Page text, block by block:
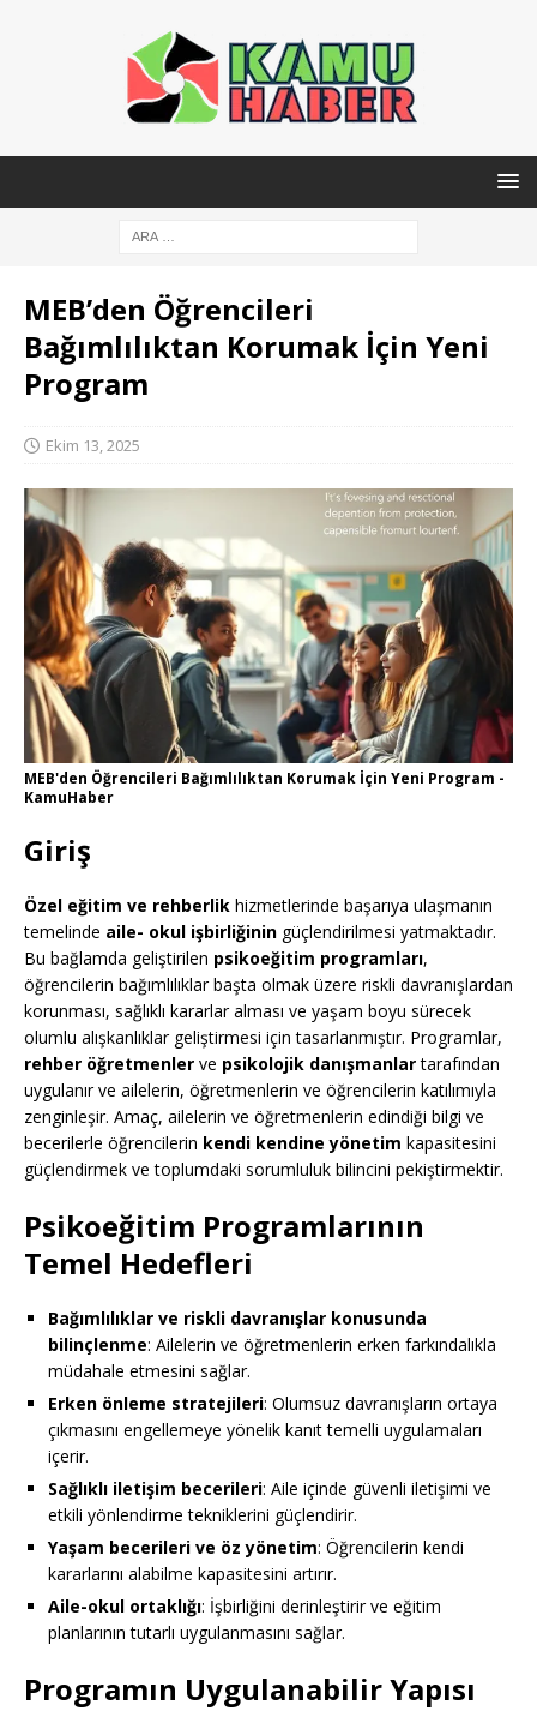
MEB’den Öğrencileri
Bağımlılıktan Korumak İçin Yeni
Program
Ekim 13, 2025
MEB'den Öğrencileri Bağımlılıktan Korumak İçin Yeni Program -
KamuHaber
Giriş
Özel eğitim ve rehberlik hizmetlerinde başarıya ulaşmanın
temelinde aile- okul işbirliğinin güçlendirilmesi yatmaktadır.
Bu bağlamda geliştirilen psikoeğitim programları,
öğrencilerin bağımlılıklar başta olmak üzere riskli davranışlardan
korunması, sağlıklı kararlar alması ve yaşam boyu sürecek
olumlu alışkanlıklar geliştirmesi için tasarlanmıştır. Programlar,
rehber öğretmenler ve psikolojik danışmanlartarafından
uygulanır ve ailelerin, öğretmenlerin ve öğrencilerin katılımıyla
zenginleşir. Amaç, ailelerin ve öğretmenlerin edindiği bilgi ve
becerilerle öğrencilerin kendi kendine yönetim kapasitesini
güçlendirmek ve toplumdaki sorumluluk bilincini pekiştirmektir.
Psikoeğitim Programlarının
Temel Hedefleri
Bağımlılıklar ve riskli davranışlar konusunda
bilinçlenme: Ailelerin ve öğretmenlerin erken farkındalıkla
müdahale etmesini sağlar.
Erken önleme stratejileri: Olumsuz davranışların ortaya
çıkmasını engellemeye yönelik kanıt temelli uygulamaları
içerir.
Sağlıklı iletişim becerileri: Aile içinde güvenli iletişimi ve
etkili yönlendirme tekniklerini güçlendirir.
Yaşam becerileri ve öz yönetim: Öğrencilerin kendi
kararlarını alabilme kapasitesini artırır.
Aile-okul ortaklığı: İşbirliğini derinleştirir ve eğitim
planlarının tutarlı uygulanmasını sağlar.
Programın Uygulanabilir Yapısı